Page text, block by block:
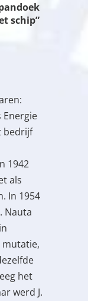
schip”
Energie
bedrijf
1942
als
In 1954
Nauta
mutatie,
het
werd J.